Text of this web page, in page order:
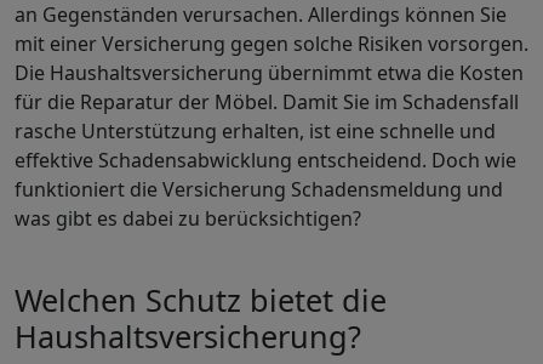
an Gegenständen verursachen. Allerdings können Sie
mit einer Versicherung gegen solche Risiken vorsorgen.
Die Haushaltsversicherung übernimmt etwa die Kosten
für die Reparatur der Möbel. Damit Sie im Schadensfall
rasche Unterstützung erhalten, ist eine schnelle und
effektive Schadensabwicklung entscheidend. Doch wie
funktioniert die Versicherung Schadensmeldung und
was gibt es dabei zu berücksichtigen?
Welchen Schutz bietet die
Haushaltsversicherung?